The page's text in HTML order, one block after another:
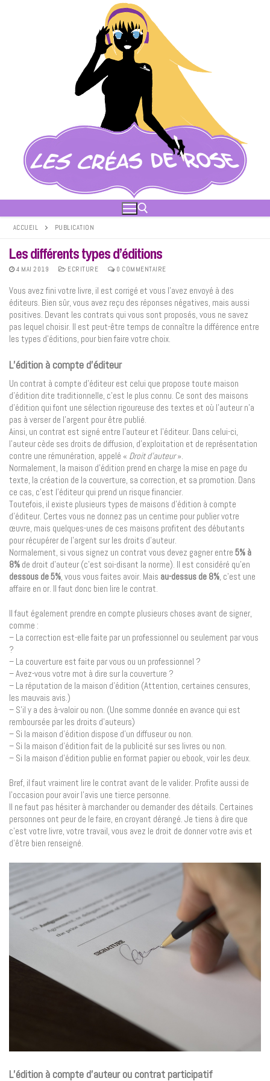
Rechercher :
ACCUEIL PUBLICATION
Les différents types d’éditions
4 MAI 2019 ECRITURE 0 COMMENTAIRE
Vous avez fini votre livre, il est corrigé et vous l’avez envoyé à des
éditeurs. Bien sûr, vous avez reçu des réponses négatives, mais aussi
positives. Devant les contrats qui vous sont proposés, vous ne savez
pas lequel choisir. Il est peut-être temps de connaître la différence entre
les types d’éditions, pour bien faire votre choix.
L’édition à compte d’éditeur
Un contrat à compte d’éditeur est celui que propose toute maison
d’édition dite traditionnelle, c’est le plus connu. Ce sont des maisons
d’édition qui font une sélection rigoureuse des textes et où l’auteur n’a
pas à verser de l’argent pour être publié.
Ainsi, un contrat est signé entre l’auteur et l’éditeur. Dans celui-ci,
l’auteur cède ses droits de diffusion, d’exploitation et de représentation
contre une rémunération, appelé « Droit d’auteur».
Normalement, la maison d’édition prend en charge la mise en page du
texte, la création de la couverture, sa correction, et sa promotion. Dans
ce cas, c’est l’éditeur qui prend un risque financier.
Toutefois, il existe plusieurs types de maisons d’édition à compte
d’éditeur. Certes vous ne donnez pas un centime pour publier votre
œuvre, mais quelques-unes de ces maisons profitent des débutants
pour récupérer de l’argent sur les droits d’auteur.
Normalement, si vous signez un contrat vous devez gagner entre 5% à
8% de droit d’auteur (c’est soi-disant la norme). Il est considéré qu’en
dessous de 5%, vous vous faites avoir. Mais au-dessus de 8%, c’est une
affaire en or. Il faut donc bien lire le contrat.
Il faut également prendre en compte plusieurs choses avant de signer,
comme :
– La correction est-elle faite par un professionnel ou seulement par vous
?
– La couverture est faite par vous ou un professionnel ?
– Avez-vous votre mot à dire sur la couverture ?
– La réputation de la maison d’édition (Attention, certaines censures,
les mauvais avis.)
– S’il y a des à-valoir ou non. (Une somme donnée en avance qui est
remboursée par les droits d’auteurs)
– Si la maison d’édition dispose d’un diffuseur ou non.
– Si la maison d’édition fait de la publicité sur ses livres ou non.
– Si la maison d’édition publie en format papier ou ebook, voir les deux.
Bref, il faut vraiment lire le contrat avant de le valider. Profite aussi de
l’occasion pour avoir l’avis une tierce personne.
Il ne faut pas hésiter à marchander ou demander des détails. Certaines
personnes ont peur de le faire, en croyant dérangé. Je tiens à dire que
c’est votre livre, votre travail, vous avez le droit de donner votre avis et
d’être bien renseigné.
L’édition à compte d’auteur ou contrat participatif